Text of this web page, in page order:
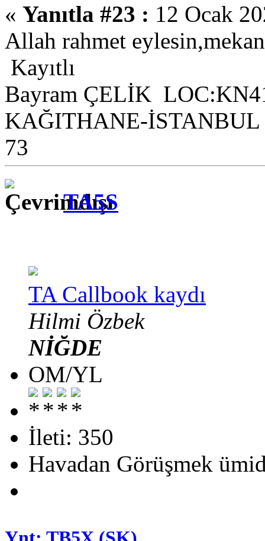
« Yanıtla #23 : 12 Ocak
Allah rahmet
Kayıtlı
Bayram ÇELİK
KAĞITHANE-İSTANBUL
73
TA5S
TA Callbook kaydı
Hilmi Özbek
NİĞDE
OM/YL
İleti: 350
Havadan Görüşmek